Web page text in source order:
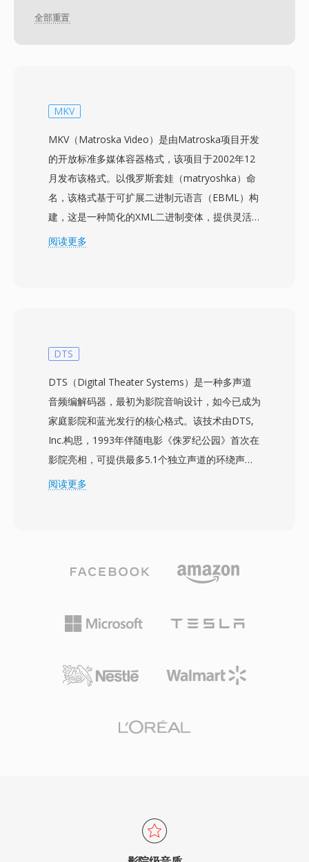
全部重置
MKV
MKV（Matroska Video）是由Matroska项目开发
的开放标准多媒体容器格式，该项目于2002年12
月发布该格式。以俄罗斯套娃（matryoshka）命
名，该格式基于可扩展二进制元语言（EBML）构
建，这是一种简化的XML二进制变体，提供灵活
且向前兼容的结构。MKV可以在单个文件中容纳
图PGS字幕。MKV还支持章节标记、附件（如样
最丰富的容器之一。开放规范确保任何开发者都可
以在无需授权费的情况下实现MKV的读写，这推
动了它在媒体播放器、流媒体工具和编码软件中的
广泛采用。能够将几乎任何编解码器组合封装在单
个组织良好的文件中，使MKV成为高质量视频分
发、归档和个人媒体库的首选容器。
阅读更多
DTS
DTS（Digital Theater Systems）是一种多声道
音频编解码器，最初为影院音响设计，如今已成为
家庭影院和蓝光发行的核心格式。该技术由DTS,
Inc.构思，1993年伴随电影《侏罗纪公园》首次在
影院亮相，可提供最多5.1个独立声道的环绕声，
比特率通常在768 kbps至1.5 Mbps之间。与依赖
版本DTS-HD Master Audio增加了无损扩展层，
势包括在AV接收器、游戏主机和车载信息娱乐系
统中的广泛硬件支持，以及强大的错误隐藏能力，
绕声内容面向物理媒体或高端流媒体发布的用户，
阅读更多